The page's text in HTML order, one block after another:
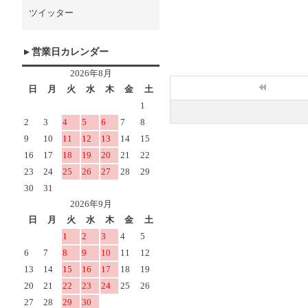
ツイッター
営業日カレンダー